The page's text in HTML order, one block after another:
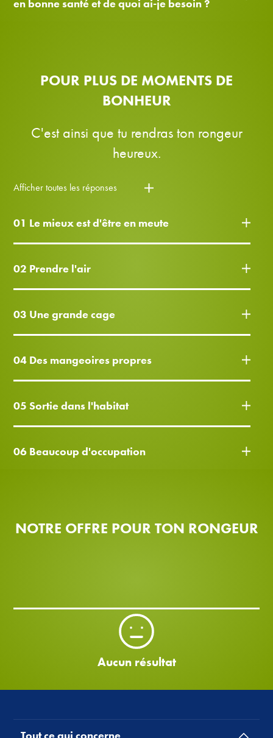
en bonne santé et de quoi ai-je besoin ?
POUR PLUS DE MOMENTS DE
BONHEUR
C'est ainsi que tu rendras ton rongeur
heureux.
Afficher toutes les réponses
01 Le mieux est d'être en meute
02 Prendre l'air
03 Une grande cage
04 Des mangeoires propres
05 Sortie dans l'habitat
06 Beaucoup d'occupation
NOTRE OFFRE POUR TON RONGEUR
Aucun résultat